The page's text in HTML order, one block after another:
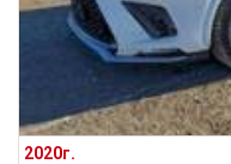
2020г.